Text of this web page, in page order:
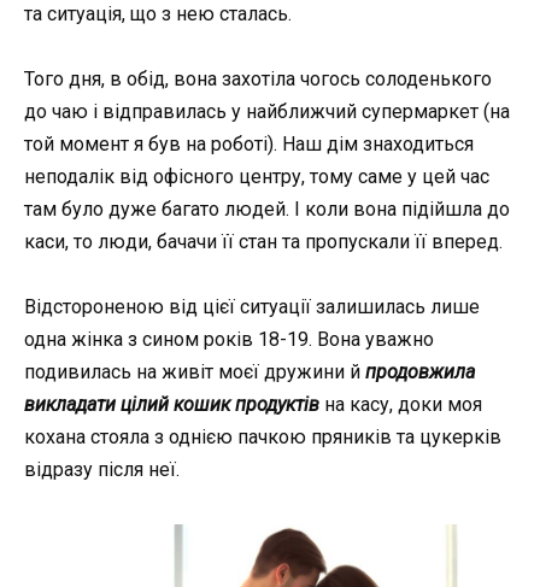
та ситуація, що з нею сталась.
Того дня, в обід, вона захотіла чогось солоденького
до чаю і відправилась у найближчий супермаркет (на
той момент я був на роботі). Наш дім знаходиться
неподалік від офісного центру, тому саме у цей час
там було дуже багато людей. І коли вона підійшла до
каси, то люди, бачачи її стан та пропускали її вперед.
Відстороненою від цієї ситуації залишилась лише
одна жінка з сином років 18-19. Вона уважно
подивилась на живіт моєї дружини й продовжила
викладати цілий кошик продуктів на касу, доки моя
кохана стояла з однією пачкою пряників та цукерків
відразу після неї.